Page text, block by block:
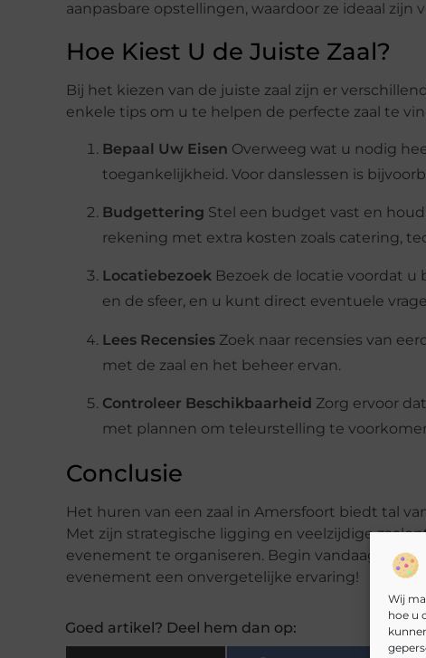
Wij
hoe u
aanpasbare opstellingen, waardoor ze ideaal
Hoe Kiest U de Juiste Zaal?
Bij het kiezen van de juiste zaal zijn er
enkele tips om u te helpen de perfecte zaal te
Bepaal Uw Eisen Overweeg wat u nodig
toegankelijkheid. Voor danslessen is
Budgettering Stel een budget vast en
rekening met extra kosten zoals catering,
Locatiebezoek Bezoek de locatie voordat
en de sfeer, en u kunt direct eventuele
Lees Recensies Zoek naar recensies van
met de zaal en het beheer ervan.
Controleer Beschikbaarheid Zorg ervoor
met plannen om teleurstelling te
Conclusie
Het huren van een zaal in Amersfoort biedt tal
Met zijn strategische ligging en veelzijdige
evenement te organiseren. Begin vandaag nog
evenement een onvergetelijke ervaring!
Goed artikel? Deel hem dan op: